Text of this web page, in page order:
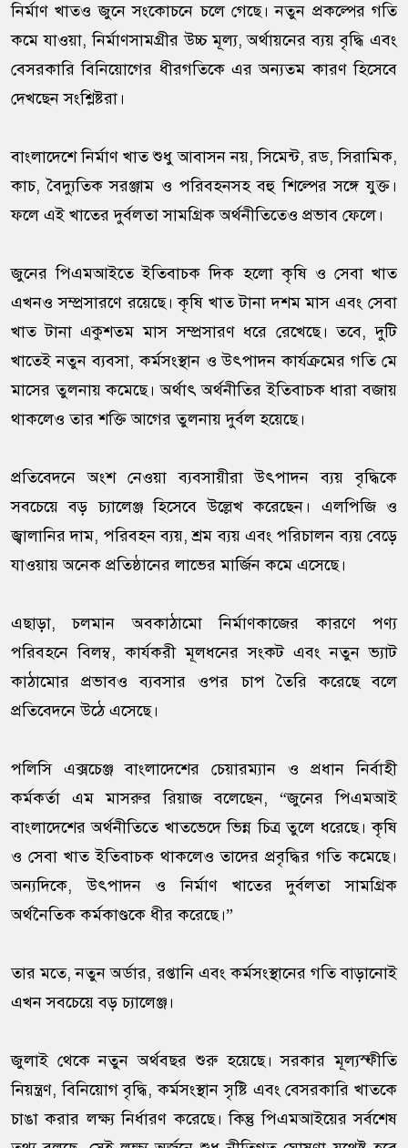
নির্মাণ খাতও জুনে সংকোচনে চলে গেছে। নতুন প্রকল্পের গতি
কমে যাওয়া, নির্মাণসামগ্রীর উচ্চ মূল্য, অর্থায়নের ব্যয় বৃদ্ধি এবং
বেসরকারি বিনিয়োগের ধীরগতিকে এর অন্যতম কারণ হিসেবে
দেখছেন সংশ্লিষ্টরা।
বাংলাদেশে নির্মাণ খাত শুধু আবাসন নয়, সিমেন্ট, রড, সিরামিক,
কাচ, বৈদ্যুতিক সরঞ্জাম ও পরিবহনসহ বহু শিল্পের সঙ্গে যুক্ত।
ফলে এই খাতের দুর্বলতা সামগ্রিক অর্থনীতিতেও প্রভাব ফেলে।
জুনের পিএমআইতে ইতিবাচক দিক হলো কৃষি ও সেবা খাত
এখনও সম্প্রসারণে রয়েছে। কৃষি খাত টানা দশম মাস এবং সেবা
খাত টানা একুশতম মাস সম্প্রসারণ ধরে রেখেছে। তবে, দুটি
খাতেই নতুন ব্যবসা, কর্মসংস্থান ও উৎপাদন কার্যক্রমের গতি মে
মাসের তুলনায় কমেছে। অর্থাৎ অর্থনীতির ইতিবাচক ধারা বজায়
থাকলেও তার শক্তি আগের তুলনায় দুর্বল হয়েছে।
প্রতিবেদনে অংশ নেওয়া ব্যবসায়ীরা উৎপাদন ব্যয় বৃদ্ধিকে
সবচেয়ে বড় চ্যালেঞ্জ হিসেবে উল্লেখ করেছেন। এলপিজি ও
জ্বালানির দাম, পরিবহন ব্যয়, শ্রম ব্যয় এবং পরিচালন ব্যয় বেড়ে
যাওয়ায় অনেক প্রতিষ্ঠানের লাভের মার্জিন কমে এসেছে।
এছাড়া, চলমান অবকাঠামো নির্মাণকাজের কারণে পণ্য
পরিবহনে বিলম্ব, কার্যকরী মূলধনের সংকট এবং নতুন ভ্যাট
কাঠামোর প্রভাবও ব্যবসার ওপর চাপ তৈরি করেছে বলে
প্রতিবেদনে উঠে এসেছে।
পলিসি এক্সচেঞ্জ বাংলাদেশের চেয়ারম্যান ও প্রধান নির্বাহী
কর্মকর্তা এম মাসরুর রিয়াজ বলেছেন, ‍“জুনের পিএমআই
বাংলাদেশের অর্থনীতিতে খাতভেদে ভিন্ন চিত্র তুলে ধরেছে। কৃষি
ও সেবা খাত ইতিবাচক থাকলেও তাদের প্রবৃদ্ধির গতি কমেছে।
অন্যদিকে, উৎপাদন ও নির্মাণ খাতের দুর্বলতা সামগ্রিক
অর্থনৈতিক কর্মকাণ্ডকে ধীর করেছে।”
তার মতে, নতুন অর্ডার, রপ্তানি এবং কর্মসংস্থানের গতি বাড়ানোই
এখন সবচেয়ে বড় চ্যালেঞ্জ।
জুলাই থেকে নতুন অর্থবছর শুরু হয়েছে। সরকার মূল্যস্ফীতি
নিয়ন্ত্রণ, বিনিয়োগ বৃদ্ধি, কর্মসংস্থান সৃষ্টি এবং বেসরকারি খাতকে
চাঙা করার লক্ষ্য নির্ধারণ করেছে। কিন্তু পিএমআইয়ের সর্বশেষ